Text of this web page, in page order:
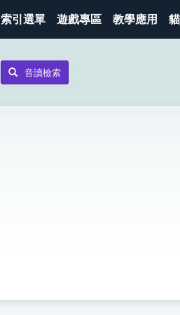
索引選單 遊戲專區 教學應用
音讀檢索